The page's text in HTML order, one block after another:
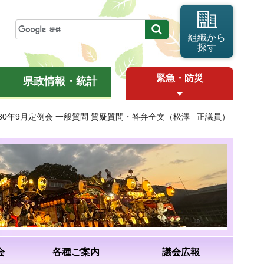
組織から
探す
県政情報・統計 緊急・防災
年9月定例会 一般質問 質疑質問・答弁全文（松澤 正議員）
各種ご案内 議会広報